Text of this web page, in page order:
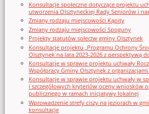
Konsultacje społeczne dotyczące projektu
utworzenia Olsztyneckiej Rady Seniorów i
Zmiany rodzaju miejscowości Kąpity
Zmiany rodzaju miejscowości Spoguny
Projekty statutów sołectw gminy Olsztynek
Konsultacje projektu „Programu Ochrony
Olsztynek na lata 2023-2026 z perspektywą
Konsultacje w sprawie projektu uchwały
Współpracy Gminy Olsztynek z
Konsultacje w sprawie projektu uchwały w
i szczegółowych kryteriów oceny wniosków
publicznego w ramach inicjatywy lokalnej
Wprowadzenie strefy ciszy na jeziorach w
konsultacje